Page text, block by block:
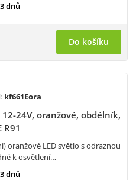
dnů
Do košíku
kf661Eora
24V, oranžové, obdélník,
R91
oranžové LED světlo s odraznou
k osvětlení…
dnů